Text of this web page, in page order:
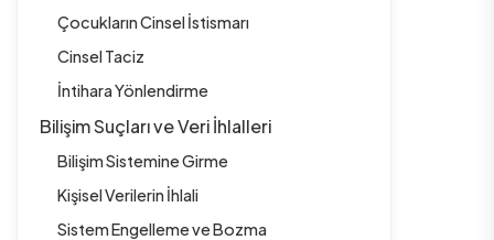
Çocukların Cinsel İstismarı
Cinsel Taciz
İntihara Yönlendirme
Bilişim Suçları ve Veri İhlalleri
Bilişim Sistemine Girme
Kişisel Verilerin İhlali
Sistem Engelleme ve Bozma